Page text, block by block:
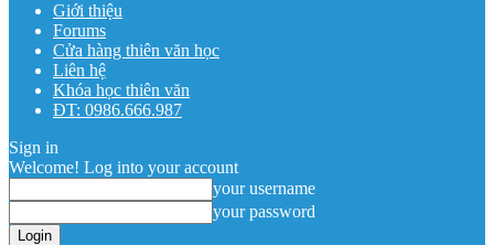
Giới thiệu
Forums
Cửa hàng thiên văn học
Liên hệ
Khóa học thiên văn
ĐT: 0986.666.987
Sign in
Welcome! Log into your account
your username
your password